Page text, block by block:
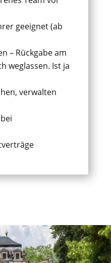
geeignet (ab
– Rückgabe am
weglassen. Ist ja
verwalten